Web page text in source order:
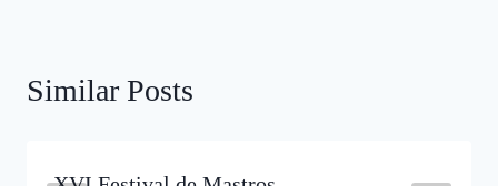
Similar Posts